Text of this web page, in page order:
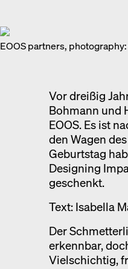
EOOS partners,
Vor dreißig
Bohmann und
EOOS. Es ist
den Wagen
Geburtstag
Designing
geschenkt.
Text: Isabella
Der
erkennbar,
Vielschichtig,